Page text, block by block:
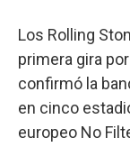
Los Rolling
primera gira
confirmó la
en cinco
europeo No